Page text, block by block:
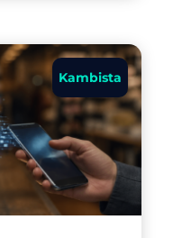
Kambista